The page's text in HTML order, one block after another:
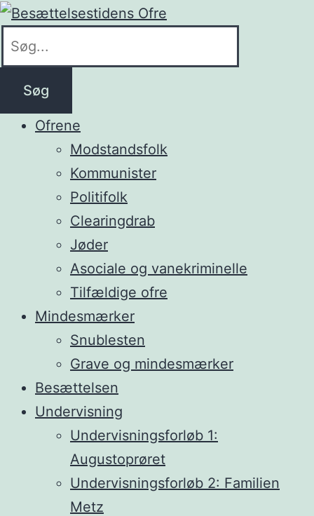
Søg
Ofrene
Modstandsfolk
Kommunister
Politifolk
Clearingdrab
Jøder
Asociale og vanekriminelle
Tilfældige ofre
Mindesmærker
Snublesten
Grave og mindesmærker
Besættelsen
Undervisning
Undervisningsforløb 1:
Augustoprøret
Undervisningsforløb 2: Familien
Metz